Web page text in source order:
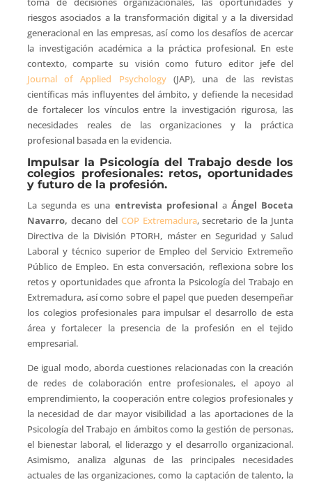
riesgos asociados a la transformación digital y a la diversidad
generacional en las empresas, así como los desafíos de acercar
la investigación académica a la práctica profesional. En este
contexto, comparte su visión como futuro editor jefe del
Journal of Applied Psychology(JAP), una de las revistas
científicas más influyentes del ámbito, y defiende la necesidad
de fortalecer los vínculos entre la investigación rigurosa, las
necesidades reales de las organizaciones y la práctica
profesional basada en la evidencia.
Impulsar la Psicología del Trabajo desde los
colegios profesionales: retos, oportunidades
y futuro de la profesión.
La segunda es una entrevista profesional aÁngel Boceta
Navarro, decano del COP Extremadura, secretario de la Junta
Directiva de la División PTORH, máster en Seguridad y Salud
Laboral y técnico superior de Empleo del Servicio Extremeño
Público de Empleo. En esta conversación, reflexiona sobre los
retos y oportunidades que afronta la Psicología del Trabajo en
Extremadura, así como sobre el papel que pueden desempeñar
los colegios profesionales para impulsar el desarrollo de esta
área y fortalecer la presencia de la profesión en el tejido
empresarial.
De igual modo, aborda cuestiones relacionadas con la creación
de redes de colaboración entre profesionales, el apoyo al
emprendimiento, la cooperación entre colegios profesionales y
la necesidad de dar mayor visibilidad a las aportaciones de la
Psicología del Trabajo en ámbitos como la gestión de personas,
el bienestar laboral, el liderazgo y el desarrollo organizacional.
Asimismo, analiza algunas de las principales necesidades
actuales de las organizaciones, como la captación de talento, la